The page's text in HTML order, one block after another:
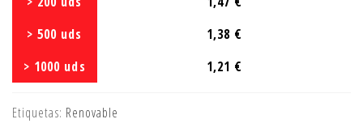
> 500 uds
1,38 €
> 1000 uds
1,21 €
Etiquetas: Renovable